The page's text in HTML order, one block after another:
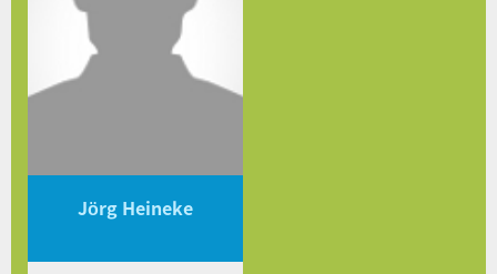
Jörg Heineke